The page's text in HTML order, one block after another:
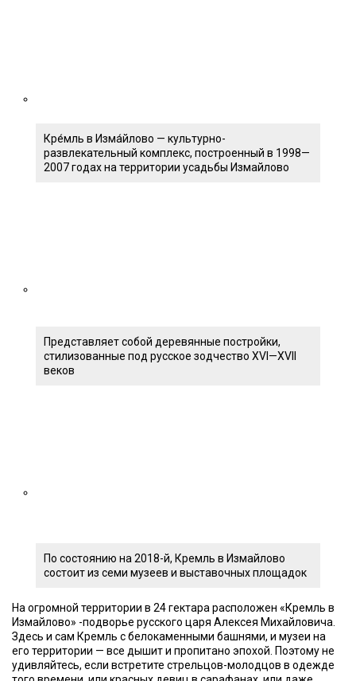
Кре́мль в Изма́йлово — культурно-
развлекательный комплекс, построенный в 1998—
2007 годах на территории усадьбы Измайлово
Представляет собой деревянные постройки,
стилизованные под русское зодчество XVI—XVII
веков
По состоянию на 2018-й, Кремль в Измайлово
состоит из семи музеев и выставочных площадок
На огромной территории в 24 гектара расположен «Кремль в
Измайлово» -подворье русского царя Алексея Михайловича.
Здесь и сам Кремль с белокаменными башнями, и музеи на
его территории — все дышит и пропитано эпохой. Поэтому не
удивляйтесь, если встретите стрельцов-молодцов в одежде